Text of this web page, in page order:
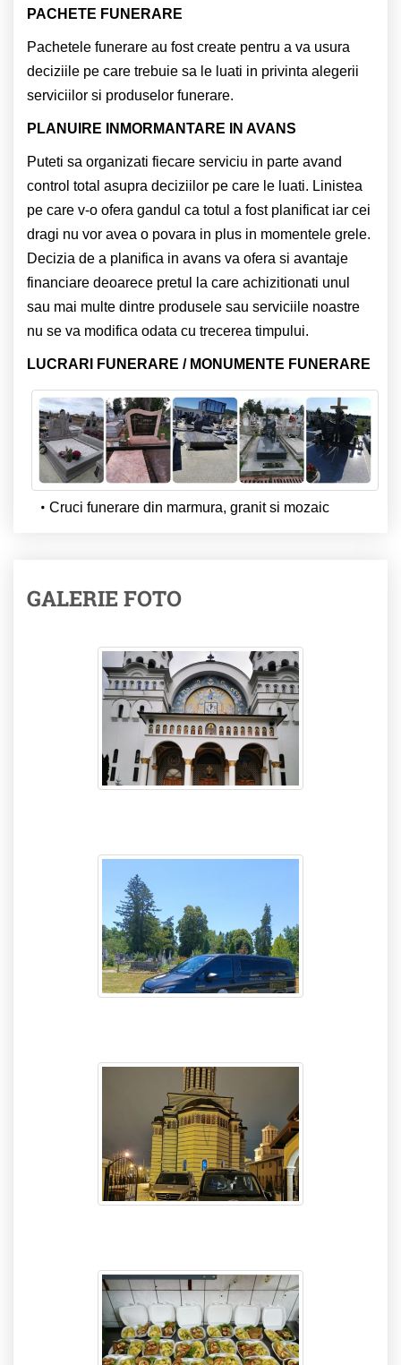
PACHETE FUNERARE
Pachetele funerare au fost create pentru a va usura
deciziile pe care trebuie sa le luati in privinta alegerii
serviciilor si produselor funerare.
PLANUIRE INMORMANTARE IN AVANS
Puteti sa organizati fiecare serviciu in parte avand
control total asupra deciziilor pe care le luati. Linistea
pe care v-o ofera gandul ca totul a fost planificat iar cei
dragi nu vor avea o povara in plus in momentele grele.
Decizia de a planifica in avans va ofera si avantaje
financiare deoarece pretul la care achizitionati unul
sau mai multe dintre produsele sau serviciile noastre
nu se va modifica odata cu trecerea timpului.
LUCRARI FUNERARE / MONUMENTE FUNERARE
Cruci funerare din marmura, granit si mozaic
GALERIE FOTO